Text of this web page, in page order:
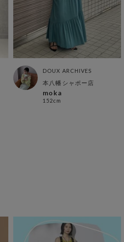
DOUX ARCHIVES
本八幡シャポー店
moka
152cm